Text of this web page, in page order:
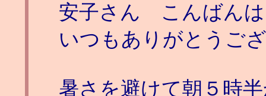
安子さん こんばんは
いつもありがとうご
暑さを避けて朝５時